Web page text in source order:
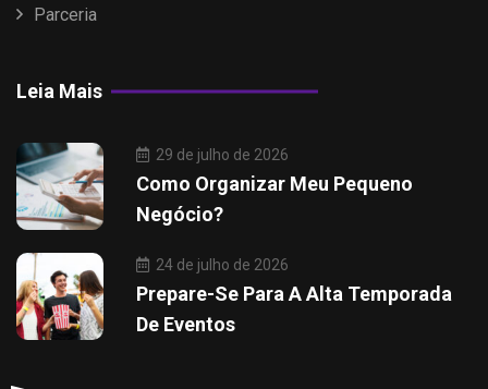
Parceria
Leia Mais
29 de julho de 2026
Como Organizar Meu Pequeno
Negócio?
24 de julho de 2026
Prepare-Se Para A Alta Temporada
De Eventos